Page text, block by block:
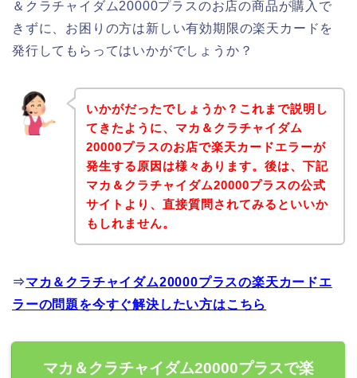
＆クラチャイダム20000プラスのお店の商品が購入で
きずに、お困りの方は新しい有効期限の楽天カードを
発行してもらってはいかがでしょうか？
いかがだったでしょうか？これまで説明し
てきたように、マカ＆クラチャイダム
20000プラスのお店で楽天カードエラーが
発生する原因は様々あります。後は、下記
マカ＆クラチャイダム20000プラスの公式
サイトより、直接質問されてみるといいか
もしれません。
⇒マカ＆クラチャイダム20000プラスの楽天カードエ
ラーの問題を今すぐ解決したい方はこちら
マカ＆クラチャイダム20000プラスで楽